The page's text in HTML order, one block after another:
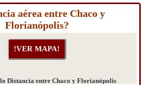
aérea entre Chaco y
Florianópolis?
Distancia entre Chaco y Florianópolis